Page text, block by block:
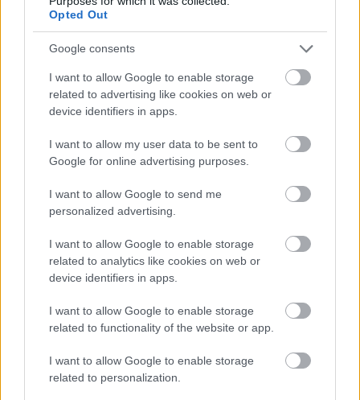
Opted Out
Google consents
I want to allow Google to enable storage
related to advertising like cookies on web or
device identifiers in apps.
I want to allow my user data to be sent to
Google for online advertising purposes.
I want to allow Google to send me
personalized advertising.
I want to allow Google to enable storage
related to analytics like cookies on web or
device identifiers in apps.
I want to allow Google to enable storage
related to functionality of the website or app.
I want to allow Google to enable storage
related to personalization.
Πλέον, η προσοχή των επενδυτών στρέφεται στις
αποφάσεις της Ομοσπονδιακής Τράπεζας των
ΗΠΑ, η οποία την Τετάρτη θα ανακοινώσει τις
αποφάσεις της για τη νομισματική πολιτική, με την
αγορά να αναμένει πωςθα κρατήσει
πρώτοι όλες τιςειδήσειςαπό την Ελλάδα και τον κόσμο.